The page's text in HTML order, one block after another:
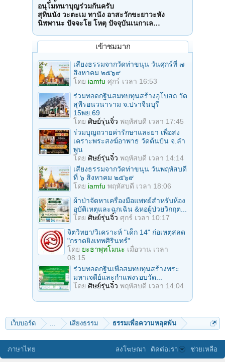
อนุโมทนาบุญร่วมกันครับ
สุทินนัง วะตะเม ทานัง อาสะวักขะยาวะหัง
นิพพานะ ปัจจะโย โหตุ ปัจจุบันเนกาเล…
เข้าชมมาก
เสียงธรรมจากวัดท่าขนุน วันศุกร์ที่ ๗
สิงหาคม ๒๕๖๙
โดย iamfu ศุกร์ เวลา 16:53
ร่วมทอดกฐินสมทบทุนสร้างอุโบสถ วัด
สุพีรอนวนาราม จ.ปราจีนบุรี
15พย.69
โดย ศิษย์รุ่นจิ๋ว พฤหัสบดี เวลา 17:45
ร่วมบุญถวายค่ารักษาและยา เพื่อสง
เคราะพระสงฆ์อาพาธ วัดต้นปัน จ.ลํา
พูน
โดย ศิษย์รุ่นจิ๋ว พฤหัสบดี เวลา 14:14
เสียงธรรมจากวัดท่าขนุน วันพฤหัสบดี
ที่ ๖ สิงหาคม ๒๕๖๙
โดย iamfu พฤหัสบดี เวลา 18:06
ผ้าป่าจัดหาเครื่องมือแพทย์สำหรับห้อง
อุบัติเหตุและฉุกเฉิน &หอผู้ป่วยวิกฤต...
โดย ศิษย์รุ่นจิ๋ว ศุกร์ เวลา 10:17
จิตวิทยา/วิเคราะห์ "เด็ก 14" ก่อเหตุสลด
"กราดยิงเทพศิรินทร์"
โดย ยะธาพุทโมนะ เมื่อวาน เวลา
08:15
ร่วมทอดกฐินเพื่อสมทบทุนสร้างพระ
มหาเจดีย์และกำแพงรอบวัด...
โดย ศิษย์รุ่นจิ๋ว พฤหัสบดี เวลา 14:04
เว็บบอร์ด ... เสียงธรรม ธรรมเพื่อความหลุดพ้น
ภาษาไทย ลงโฆษณา ติดต่อเรา ช่วยเหลือ